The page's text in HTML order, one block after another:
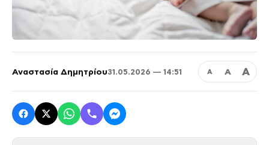
Αναστασία Δημητρίου31.05.2026 — 14:51 Α Α Α